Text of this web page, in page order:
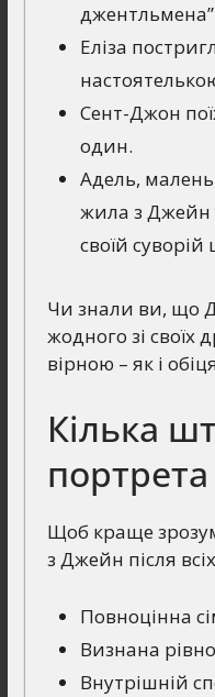
Еліза
Сент-Джон
один.
Адель,
жила з Джейн
своїй суворій
Чи знали ви, що
жодного зі своїх
вірною – як і
Кілька
Щоб краще
з Джейн після
Повноцінна
Визнана
Внутрішній